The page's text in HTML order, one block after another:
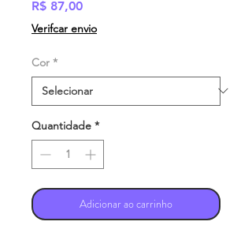
R$ 87,00Preço
Verifcar envio
Cor *
Quantidade *
Adicionar ao carrinho